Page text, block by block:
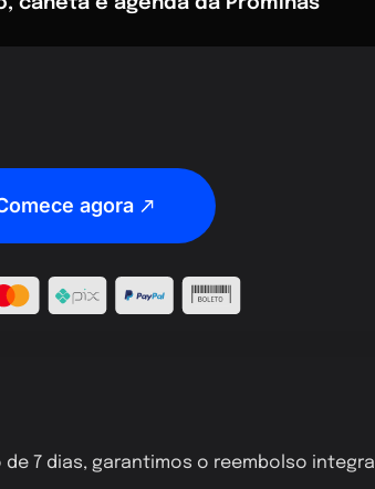
agora
7 dias, garantimos o reembolso integral